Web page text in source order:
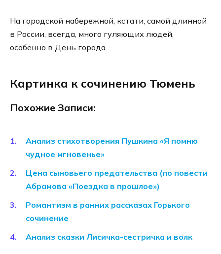
На городской набережной, кстати, самой длинной
в России, всегда, много гуляющих людей,
особенно в День города.
Картинка к сочинению Тюмень
Похожие Записи:
Анализ стихотворения Пушкина «Я помню
чудное мгновенье»
Цена сыновьего предательства (по повести
Абрамова «Поездка в прошлое»)
Романтизм в ранних рассказах Горького
сочинение
Анализ сказки Лисичка-сестричка и волк